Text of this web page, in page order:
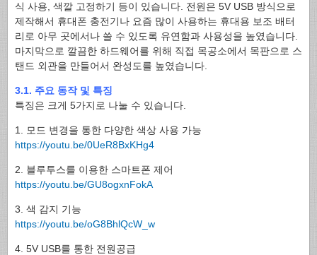
식 사용, 색깔 고정하기 등이 있습니다. 전원은 5V USB 방식으로
제작해서 휴대폰 충전기나 요즘 많이 사용하는 휴대용 보조 배터
리로 아무 곳에서나 쓸 수 있도록 유연함과 사용성을 높였습니다.
마지막으로 깔끔한 하드웨어를 위해 직접 목공소에서 목판으로 스
탠드 외관을 만들어서 완성도를 높였습니다.
3.1. 주요 동작 및 특징
특징은 크게 5가지로 나눌 수 있습니다.
1. 모드 변경을 통한 다양한 색상 사용 가능
https://youtu.be/0UeR8BxKHg4
2. 블루투스를 이용한 스마트폰 제어
https://youtu.be/GU8ogxnFokA
3. 색 감지 기능
https://youtu.be/oG8BhlQcW_w
4. 5V USB를 통한 전원공급